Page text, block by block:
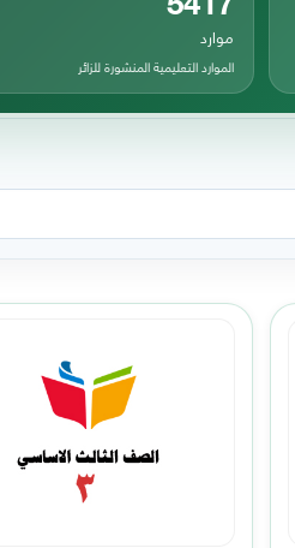
موارد
الموارد التعليمية المنشورة للزائر